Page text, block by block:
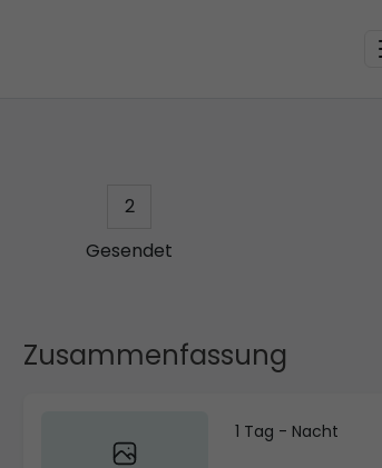
2
Gesendet
Zusammenfassung
1 Tag - Nacht